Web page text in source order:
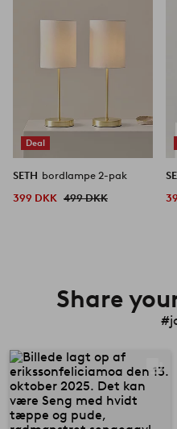
Deal
SETH bordlampe 2-pak
399 DKK 499 DKK
Share